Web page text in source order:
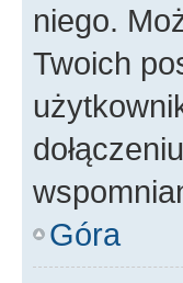
niego.
Twoich
Góra